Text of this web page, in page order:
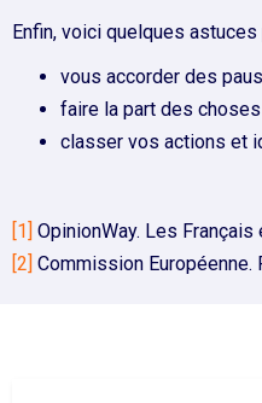
Enfin, voici quelques
vous accorder des
faire la part des
classer vos actions et
[1] OpinionWay. Les
[2] Commission Européenne.